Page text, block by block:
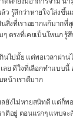
รู้สึกว่าหายใจโล่งขึ้นเ
สิ่งที่เราอยากแก้มากที่สุ
ตรงที่เคยเป็นโหนก รู้
นไปมั้ย แต่พอเวลาผ่าน
ลย ดีใจที่เลือกทำแบบ
หน้าเราดีมาก
ยังไม่หายสนิทดี แต่ก็พ
ติอยู่ ตอนแรกๆ แทบจ